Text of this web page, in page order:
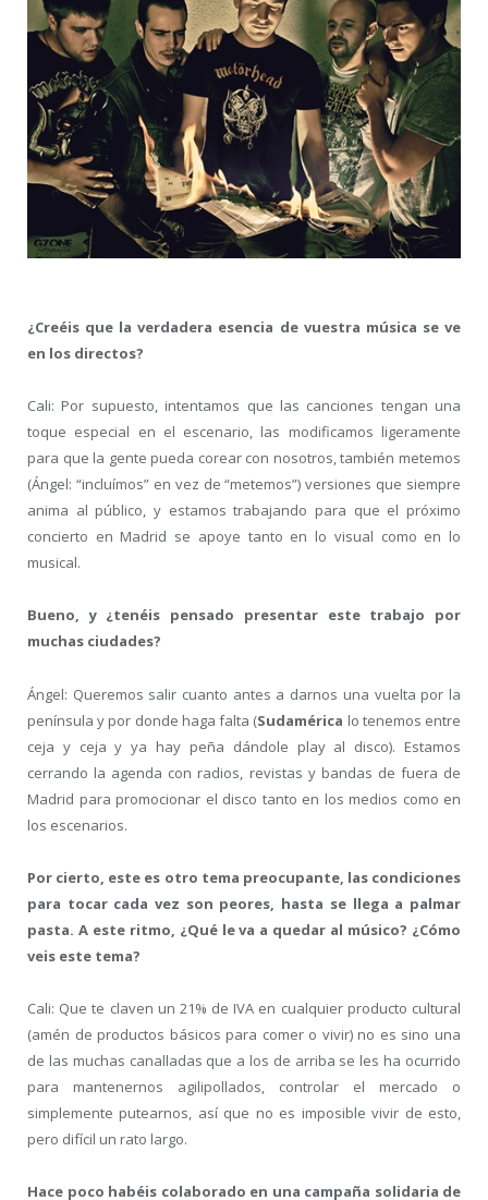
¿Creéis que la verdadera esencia de vuestra música se ve
en los directos?
Cali: Por supuesto, intentamos que las canciones tengan una
toque especial en el escenario, las modificamos ligeramente
para que la gente pueda corear con nosotros, también metemos
(Ángel: “incluímos” en vez de “metemos”) versiones que siempre
anima al público, y estamos trabajando para que el próximo
concierto en Madrid se apoye tanto en lo visual como en lo
musical.
Bueno, y ¿tenéis pensado presentar este trabajo por
muchas ciudades?
Ángel: Queremos salir cuanto antes a darnos una vuelta por la
península y por donde haga falta (Sudamérica lo tenemos entre
ceja y ceja y ya hay peña dándole play al disco). Estamos
cerrando la agenda con radios, revistas y bandas de fuera de
Madrid para promocionar el disco tanto en los medios como en
los escenarios.
Por cierto, este es otro tema preocupante, las condiciones
para tocar cada vez son peores, hasta se llega a palmar
pasta. A este ritmo, ¿Qué le va a quedar al músico? ¿Cómo
veis este tema?
Cali: Que te claven un 21% de IVA en cualquier producto cultural
(amén de productos básicos para comer o vivir) no es sino una
de las muchas canalladas que a los de arriba se les ha ocurrido
para mantenernos agilipollados, controlar el mercado o
simplemente putearnos, así que no es imposible vivir de esto,
pero difícil un rato largo.
Hace poco habéis colaborado en una campaña solidaria de